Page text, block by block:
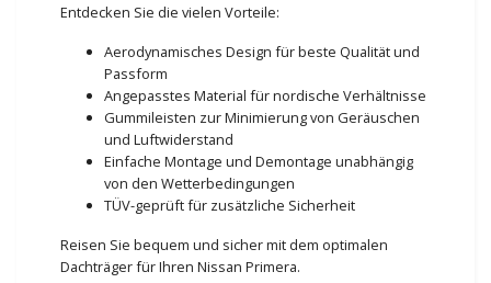
Entdecken Sie die vielen Vorteile:
Aerodynamisches Design für beste Qualität und
Passform
Angepasstes Material für nordische Verhältnisse
Gummileisten zur Minimierung von Geräuschen
und Luftwiderstand
Einfache Montage und Demontage unabhängig
von den Wetterbedingungen
TÜV-geprüft für zusätzliche Sicherheit
Reisen Sie bequem und sicher mit dem optimalen
Dachträger für Ihren Nissan Primera.